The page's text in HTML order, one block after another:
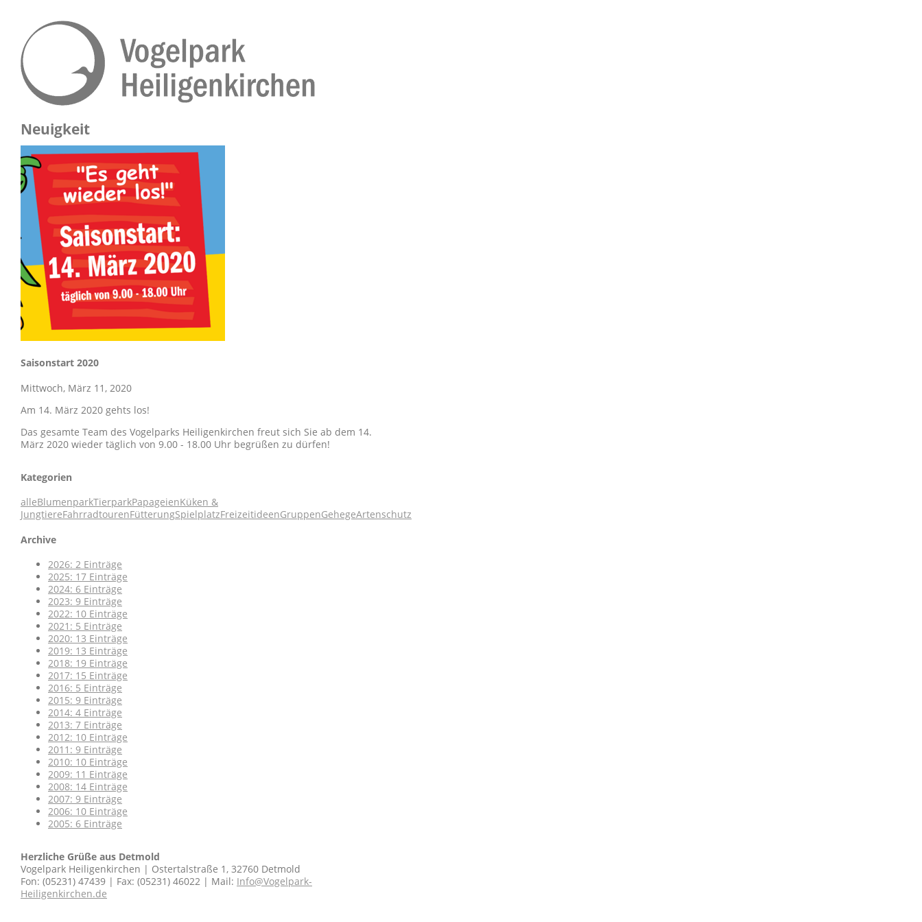
Neuigkeit
Saisonstart 2020
Mittwoch, März 11, 2020
Am 14. März 2020 gehts los!
Das gesamte Team des Vogelparks Heiligenkirchen freut sich Sie ab dem 14.
März 2020 wieder täglich von 9.00 - 18.00 Uhr begrüßen zu dürfen!
Kategorien
alleBlumenparkTierparkPapageienKüken &
JungtiereFahrradtourenFütterungSpielplatzFreizeitideenGruppenGehegeArtenschutz
Archive
2026: 2 Einträge
2025: 17 Einträge
2024: 6 Einträge
2023: 9 Einträge
2022: 10 Einträge
2021: 5 Einträge
2020: 13 Einträge
2019: 13 Einträge
2018: 19 Einträge
2017: 15 Einträge
2016: 5 Einträge
2015: 9 Einträge
2014: 4 Einträge
2013: 7 Einträge
2012: 10 Einträge
2011: 9 Einträge
2010: 10 Einträge
2009: 11 Einträge
2008: 14 Einträge
2007: 9 Einträge
2006: 10 Einträge
2005: 6 Einträge
Herzliche Grüße aus Detmold
Vogelpark Heiligenkirchen | Ostertalstraße 1, 32760 Detmold
Fon: (05231) 47439 | Fax: (05231) 46022 | Mail: Info@Vogelpark-
Heiligenkirchen.de